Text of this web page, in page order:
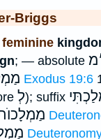
Briggs
; — absolute מ
Exodus 19:6
לְ); suffix